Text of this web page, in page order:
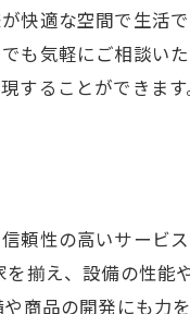
快適な空間で生活
も気軽にご相談い
することができます
頼性の高いサービ
揃え、設備の性能
商品の開発にも力